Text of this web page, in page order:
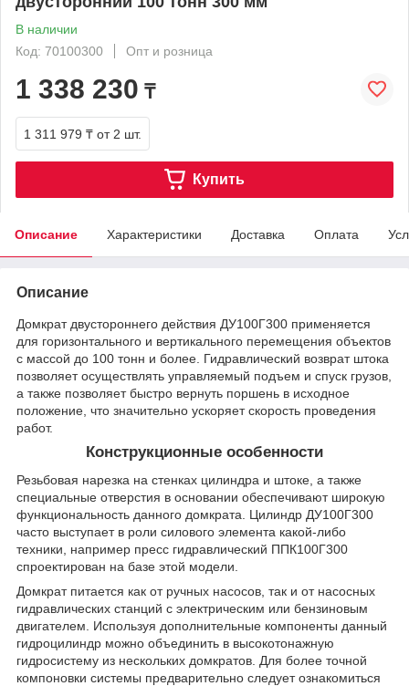
В наличии
Код: 70100300
Опт и розница
1 338 230 ₸
1 311 979 ₸ от 2 шт.
Купить
Описание Характеристики Доставка Оплата
Описание
Домкрат двустороннего действия ДУ100Г300 применяется
для горизонтального и вертикального перемещения объектов
с массой до 100 тонн и более. Гидравлический возврат штока
позволяет осуществлять управляемый подъем и спуск грузов,
а также позволяет быстро вернуть поршень в исходное
положение, что значительно ускоряет скорость проведения
работ.
Конструкционные особенности
Резьбовая нарезка на стенках цилиндра и штоке, а также
специальные отверстия в основании обеспечивают широкую
функциональность данного домкрата. Цилиндр ДУ100Г300
часто выступает в роли силового элемента какой-либо
техники, например пресс гидравлический ППК100Г300
спроектирован на базе этой модели.
Домкрат питается как от ручных насосов, так и от насосных
гидравлических станций с электрическим или бензиновым
двигателем. Используя дополнительные компоненты данный
гидроцилиндр можно объединить в высокотонажную
гидросистему из нескольких домкратов. Для более точной
компоновки системы предварительно следует ознакомиться